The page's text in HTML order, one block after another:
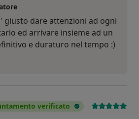
giusto dare attenzioni ad ogni
ed arrivare insieme ad un
e duraturo nel tempo :)
verificato